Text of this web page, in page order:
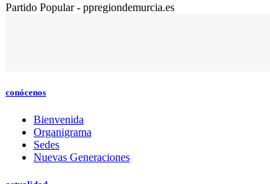
Partido Popular - ppregiondemurcia.es
conócenos
Bienvenida
Organigrama
Sedes
Nuevas Generaciones